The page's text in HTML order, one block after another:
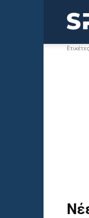
Ετικέτες